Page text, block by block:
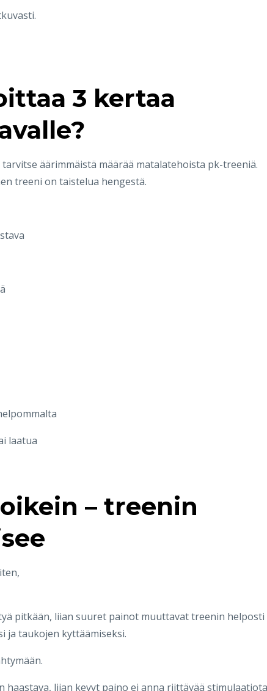
3 kertaa
äärimmäistä määrää matalatehoista pk-treeniä.
treeni on taistelua hengestä.
laatua
– treenin
pitkään, liian suuret painot muuttavat treenin helposti
ja taukojen kyttäämiseksi.
liian kevyt paino ei anna riittävää